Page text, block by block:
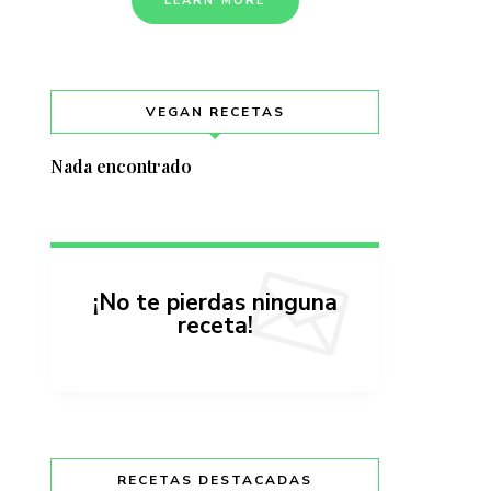
VEGAN RECETAS
Nada encontrado
¡No te pierdas ninguna
receta!
RECETAS DESTACADAS